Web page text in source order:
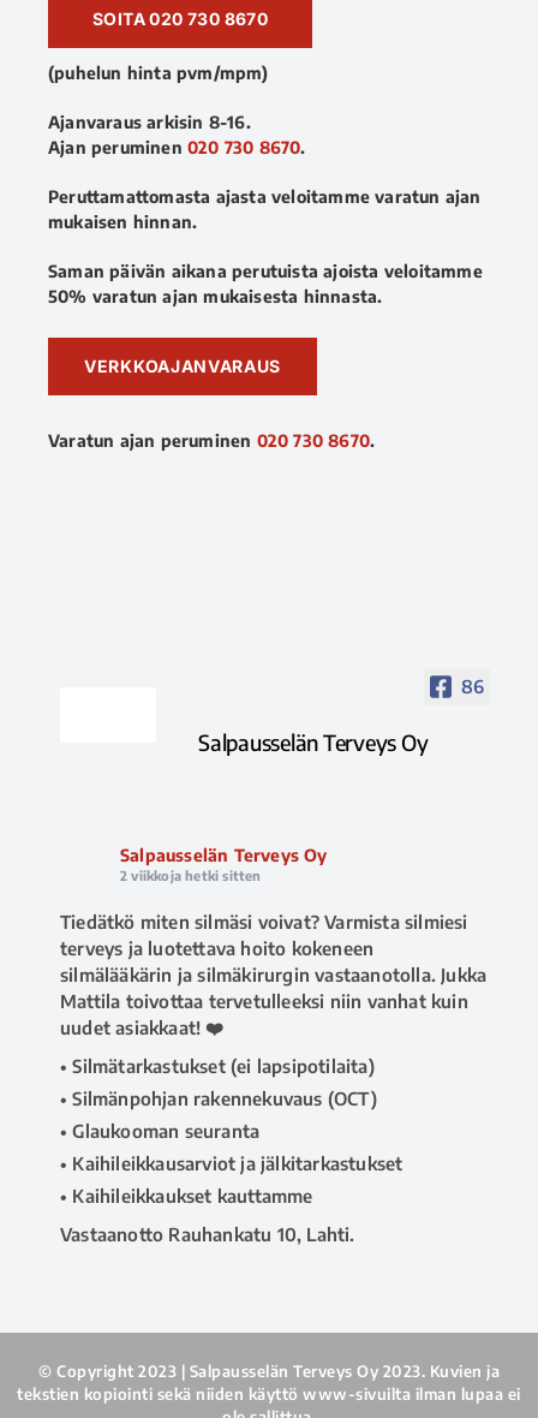
SOITA 020 730 8670
(puhelun hinta pvm/mpm)
Ajanvaraus arkisin 8-16.
Ajan peruminen 020 730 8670.
Peruttamattomasta ajasta veloitamme varatun ajan
mukaisen hinnan.
Saman päivän aikana perutuista ajoista veloitamme
50% varatun ajan mukaisesta hinnasta.
VERKKOAJANVARAUS
Varatun ajan peruminen 020 730 8670.
86
Salpausselän Terveys Oy
Salpausselän Terveys Oy
2 viikkoja hetki sitten
Tiedätkö miten silmäsi voivat? Varmista silmiesi
terveys ja luotettava hoito kokeneen
silmälääkärin ja silmäkirurgin vastaanotolla. Jukka
Mattila toivottaa tervetulleeksi niin vanhat kuin
uudet asiakkaat! ❤️
• Silmätarkastukset (ei lapsipotilaita)
• Silmänpohjan rakennekuvaus (OCT)
• Glaukooman seuranta
• Kaihileikkausarviot ja jälkitarkastukset
• Kaihileikkaukset kauttamme
Vastaanotto Rauhankatu 10, Lahti.
#salpausselänterveys #terveyspalvelut
#silmälääkäri #silmälääkärilahti #lahti
Kuva
© Copyright 2023 | Salpausselän Terveys Oy 2023. Kuvien ja
tekstien kopiointi sekä niiden käyttö www-sivuilta ilman lupaa ei